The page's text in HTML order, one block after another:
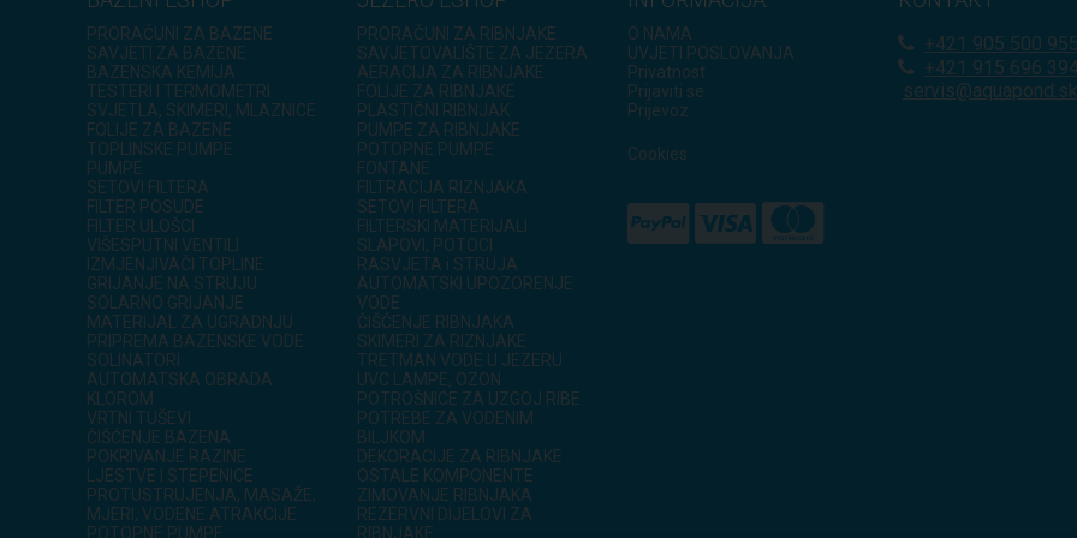
PRORAČUNI ZA BAZENE
SAVJETI ZA BAZENE
BAZENSKA KEMIJA
TESTERI I TERMOMETRI
SVJETLA, SKIMERI, MLAZNICE
FOLIJE ZA BAZENE
TOPLINSKE PUMPE
PUMPE
SETOVI FILTERA
FILTER POSUDE
FILTER ULOŠCI
VIŠESPUTNI VENTILI
IZMJENJIVAČI TOPLINE
GRIJANJE NA STRUJU
SOLARNO GRIJANJE
MATERIJAL ZA UGRADNJU
PRIPREMA BAZENSKE VODE
SOLINATORI
AUTOMATSKA OBRADA
KLOROM
VRTNI TUŠEVI
ČIŠĆENJE BAZENA
POKRIVANJE RAZINE
LJESTVE I STEPENICE
PROTUSTRUJENJA, MASAŽE,
MJERI, VODENE ATRAKCIJE
POTOPNE PUMPE
PRORAČUNI ZA RIBNJAKE
SAVJETOVALIŠTE ZA JEZERA
AERACIJA ZA RIBNJAKE
FOLIJE ZA RIBNJAKE
PLASTIČNI RIBNJAK
PUMPE ZA RIBNJAKE
POTOPNE PUMPE
FONTANE
FILTRACIJA RIZNJAKA
SETOVI FILTERA
FILTERSKI MATERIJALI
SLAPOVI, POTOCI
RASVJETA i STRUJA
AUTOMATSKI UPOZORENJE
VODE
ČIŠĆENJE RIBNJAKA
SKIMERI ZA RIZNJAKE
TRETMAN VODE U JEZERU
UVC LAMPE, OZON
POTROŠNICE ZA UZGOJ RIBE
POTREBE ZA VODENIM
BILJKOM
DEKORACIJE ZA RIBNJAKE
OSTALE KOMPONENTE
ZIMOVANJE RIBNJAKA
REZERVNI DIJELOVI ZA
RIBNJAKE
O NAMA
UVJETI POSLOVANJA
Privatnost
Prijaviti se
Prijevoz
Cookies
+421 905 500 955
+421 915 696
servis@aquapond.sk